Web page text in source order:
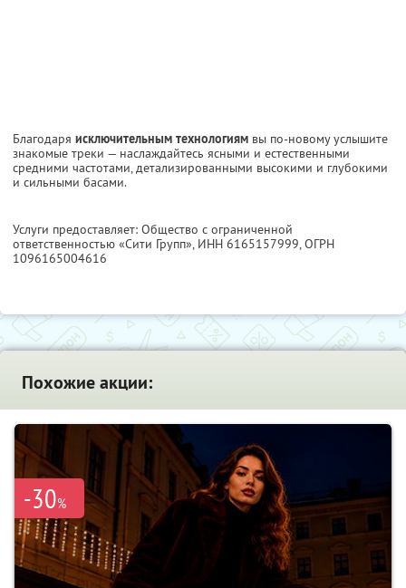
Благодаря исключительным технологиям вы по-новому услышите
знакомые треки — наслаждайтесь ясными и естественными
средними частотами, детализированными высокими и глубокими
и сильными басами.
Услуги предоставляет: Общество с ограниченной
ответственностью «Сити Групп», ИНН 6165157999, ОГРН
1096165004616
Похожие акции:
-30%